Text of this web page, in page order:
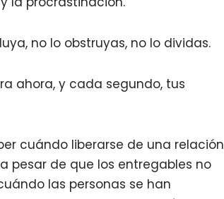
no lo obstruyas, no lo dividas.
ahora, y cada segundo, tus
cuándo liberarse de una relación
pesar de que los entregables no
las personas se han